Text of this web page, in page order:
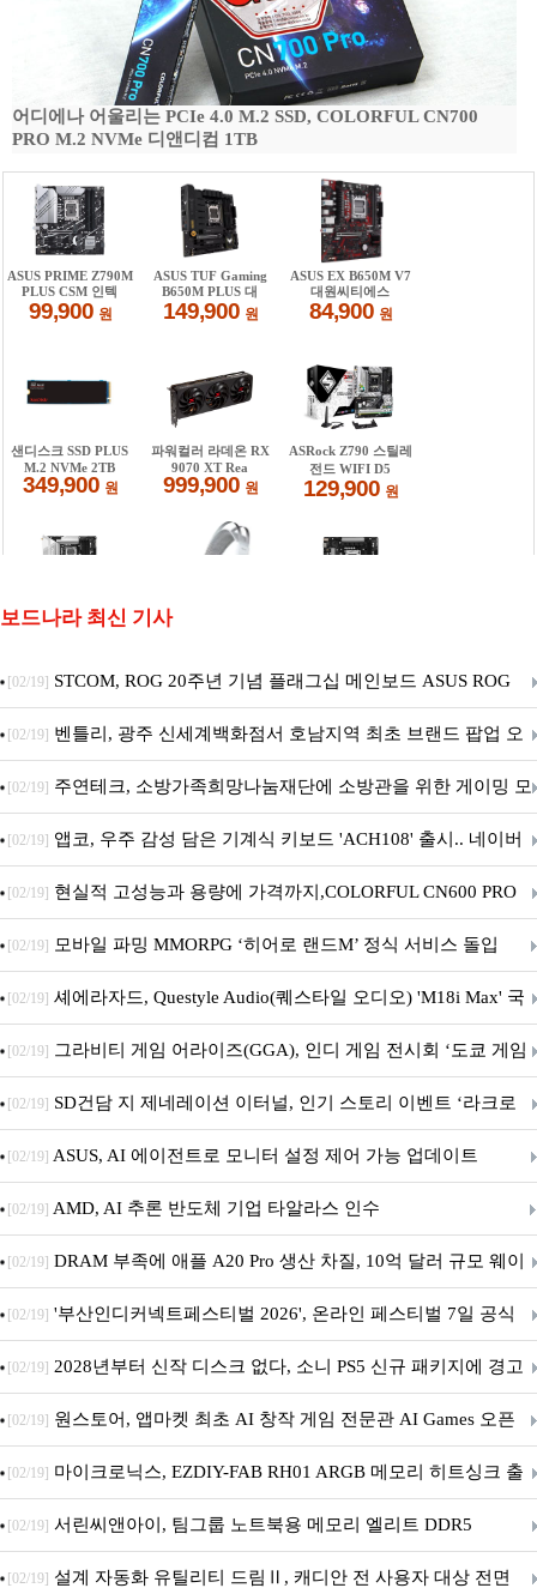
어디에나 어울리는 PCIe 4.0 M.2 SSD, COLORFUL CN700
PRO M.2 NVMe 디앤디컴 1TB
보드나라 최신 기사
[02/19] STCOM, ROG 20주년 기념 플래그십 메인보드 ASUS ROG
Crosshair X870E EDITION 20 국내 출시 예정
[02/19] 벤틀리, 광주 신세계백화점서 호남지역 최초 브랜드 팝업 오
픈
[02/19] 주연테크, 소방가족희망나눔재단에 소방관을 위한 게이밍 모
니터·스마트 펫 침대 기부
[02/19] 앱코, 우주 감성 담은 기계식 키보드 'ACH108' 출시.. 네이버
브랜드데이 기획전 진행
[02/19] 현실적 고성능과 용량에 가격까지,COLORFUL CN600 PRO
M.2 NVMe 디앤디컴 1TB
[02/19] 모바일 파밍 MMORPG ‘히어로 랜드M’ 정식 서비스 돌입
[02/19] 셰에라자드, Questyle Audio(퀘스타일 오디오) 'M18i Max' 국
내 정식 출시
[02/19] 그라비티 게임 어라이즈(GGA), 인디 게임 전시회 ‘도쿄 게임
던전 13’ 참가!
[02/19] SD건담 지 제네레이션 이터널, 인기 스토리 이벤트 ‘라크로
아의 용사’ 재개최 및 풍성한 기념 이벤트 실시!
[02/19] ASUS, AI 에이전트로 모니터 설정 제어 가능 업데이트
[02/19] AMD, AI 추론 반도체 기업 타알라스 인수
[02/19] DRAM 부족에 애플 A20 Pro 생산 차질, 10억 달러 규모 웨이
퍼 대기
[02/19] '부산인디커넥트페스티벌 2026', 온라인 페스티벌 7일 공식
개막... 22일간 진행
[02/19] 2028년부터 신작 디스크 없다, 소니 PS5 신규 패키지에 경고
문 추가
[02/19] 원스토어, 앱마켓 최초 AI 창작 게임 전문관 AI Games 오픈
[02/19] 마이크로닉스, EZDIY-FAB RH01 ARGB 메모리 히트싱크 출
시
[02/19] 서린씨앤아이, 팀그룹 노트북용 메모리 엘리트 DDR5
5600MHz 16GB 출시
[02/19] 설계 자동화 유틸리티 드림Ⅱ, 캐디안 전 사용자 대상 전면